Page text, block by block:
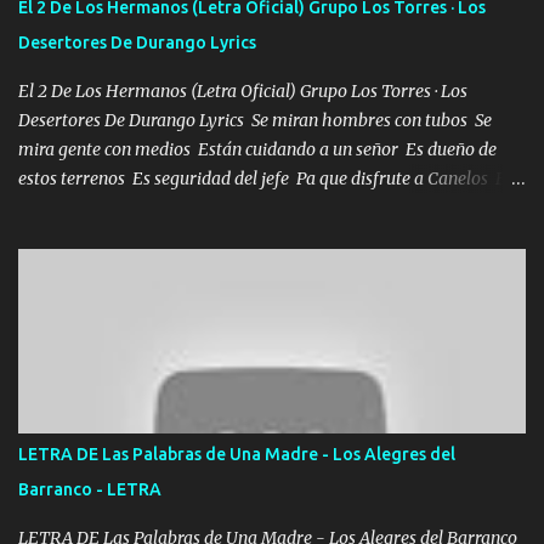
se ve limpio el camino nos confiamos al andar y nunca con la
misma piedra me vuelvo a tropezar Cuando ando de enamorado
en corto me tiró a per...
El 2 De Los Hermanos (Letra Oficial) Grupo Los Torres · Los
Desertores De Durango Lyrics
El 2 De Los Hermanos (Letra Oficial) Grupo Los Torres · Los
Desertores De Durango Lyrics Se miran hombres con tubos Se
mira gente con medios Están cuidando a un señor Es dueño de
estos terrenos Es seguridad del jefe Pa que disfrute a Canelos Es
ahí está el Hombre Cuarenta y también Pariente 7 arreglan
cualquier problema no más es cuestión que ordené NOS HACE
FALTA UN HERMANO DE CLAVE ERA EL 24 SIEMPRE FUE UN
HOMBRE VALIENTE POR ALGO M'URIÓ PELEAND0 SIEMPRE
VIO POR LA FAMILIA PARA QUE SIGA EL LEGADO Es el DOS de
los HERMANOS un cerebro inteligente y com...
LETRA DE Las Palabras de Una Madre - Los Alegres del
Barranco - LETRA
LETRA DE Las Palabras de Una Madre - Los Alegres del Barranco